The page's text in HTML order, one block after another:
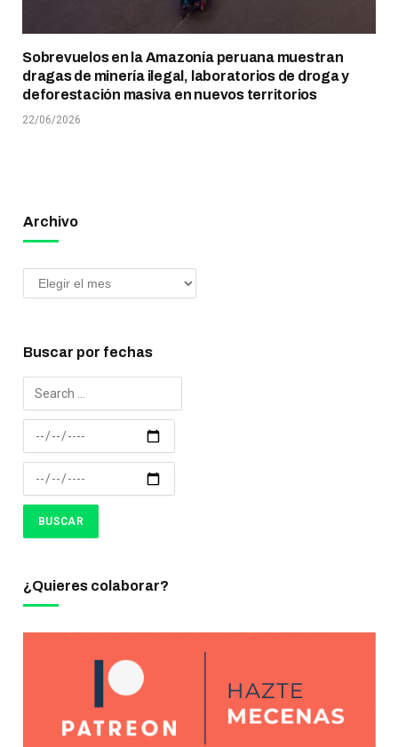
Sobrevuelos en la Amazonía peruana muestran
dragas de minería ilegal, laboratorios de droga y
deforestación masiva en nuevos territorios
22/06/2026
Archivo
Buscar por fechas
¿Quieres colaborar?